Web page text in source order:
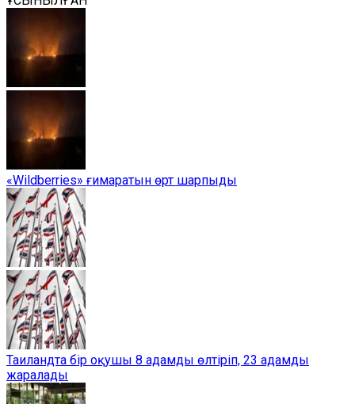
«Wildberries» ғимаратын өрт шарпыды
Таиландта бір оқушы 8 адамды өлтіріп, 23 адамды
жаралады